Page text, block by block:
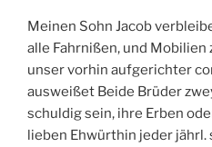
Meinen Sohn Jacob
alle Fahrnißen, und Mobilien
unser vorhin aufgerichter
ausweißet Beide Brüder
schuldig sein, ihre Erben
lieben Ehwürthin jeder jährl.